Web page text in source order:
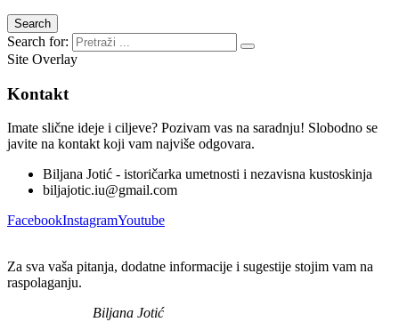
Search
Search for:
Site Overlay
Kontakt
Imate slične ideje i ciljeve? Pozivam vas na saradnju! Slobodno se
javite na kontakt koji vam najviše odgovara.
Biljana Jotić - istoričarka umetnosti i nezavisna kustoskinja
biljajotic.iu@gmail.com
FacebookInstagramYoutube
Za sva vaša pitanja, dodatne informacije i sugestije stojim vam na
raspolaganju.
Biljana Jotić